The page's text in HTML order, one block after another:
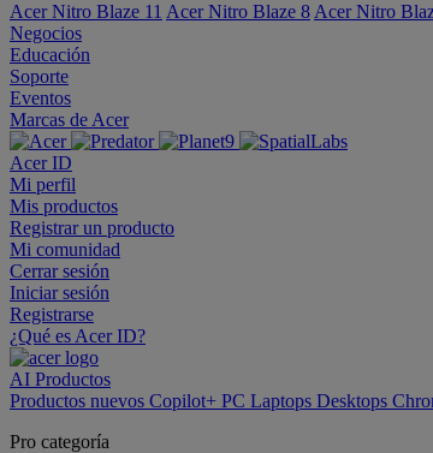
Acer Nitro Blaze 11 Acer Nitro Blaze 8 Acer Nitro
Negocios
Educación
Soporte
Eventos
Marcas de Acer
Acer ID
Mi perfil
Mis productos
Registrar un producto
Mi comunidad
Cerrar sesión
Iniciar sesión
Registrarse
¿Qué es Acer ID?
AI Productos
Productos nuevos Copilot+ PC Laptops Desktops
Pro categoría